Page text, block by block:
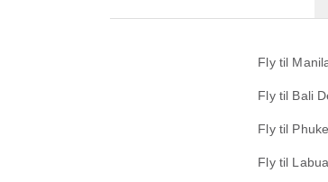
Fly til
Fly til Bali
Fly til
Fly til